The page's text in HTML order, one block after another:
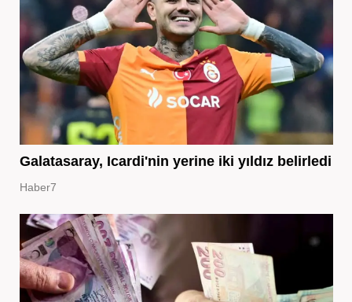
Galatasaray, Icardi'nin yerine iki yıldız belirledi
Haber7